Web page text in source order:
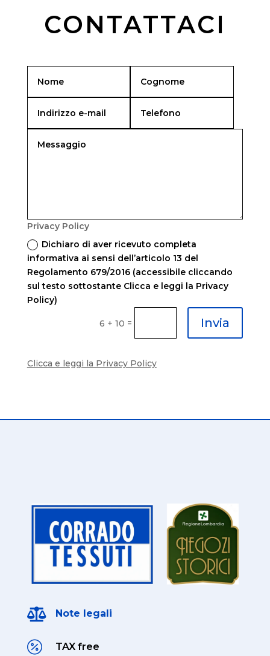
CONTATTACI
Privacy Policy
Dichiaro di aver ricevuto completa
informativa ai sensi dell’articolo 13 del
Regolamento 679/2016 (accessibile cliccando
sul testo sottostante Clicca e leggi la Privacy
Policy)
6 + 10 = Invia
Clicca e leggi la Privacy Policy
 Note legali
 TAX free